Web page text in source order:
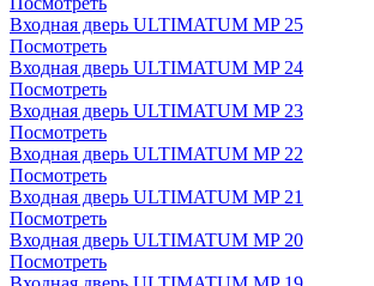
Входная дверь ULTIMATUM MP 25
Посмотреть
Входная дверь ULTIMATUM MP 24
Посмотреть
Входная дверь ULTIMATUM MP 23
Посмотреть
Входная дверь ULTIMATUM MP 22
Посмотреть
Входная дверь ULTIMATUM MP 21
Посмотреть
Входная дверь ULTIMATUM MP 20
Посмотреть